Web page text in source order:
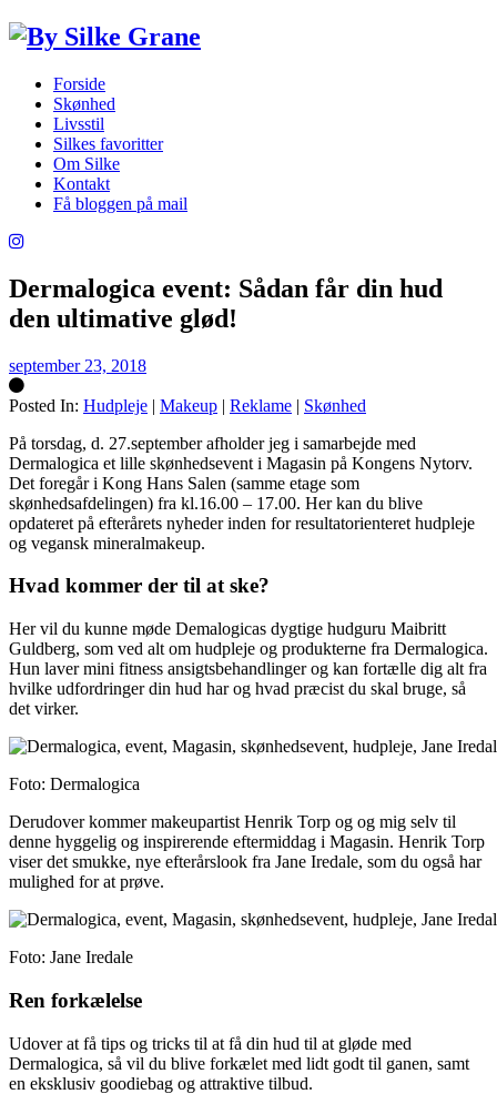
Forside
Skønhed
Livsstil
Silkes favoritter
Om Silke
Kontakt
Få bloggen på mail
Dermalogica event: Sådan får din hud
den ultimative glød!
september 23, 2018
Posted In: Hudpleje | Makeup | Reklame | Skønhed
På torsdag, d. 27.september afholder jeg i samarbejde med
Dermalogica et lille skønhedsevent i Magasin på Kongens Nytorv.
Det foregår i Kong Hans Salen (samme etage som
skønhedsafdelingen) fra kl.16.00 – 17.00. Her kan du blive
opdateret på efterårets nyheder inden for resultatorienteret hudpleje
og vegansk mineralmakeup.
Hvad kommer der til at ske?
Her vil du kunne møde Demalogicas dygtige hudguru Maibritt
Guldberg, som ved alt om hudpleje og produkterne fra Dermalogica.
Hun laver mini fitness ansigtsbehandlinger og kan fortælle dig alt fra
hvilke udfordringer din hud har og hvad præcist du skal bruge, så
det virker.
Foto: Dermalogica
Derudover kommer makeupartist Henrik Torp og og mig selv til
denne hyggelig og inspirerende eftermiddag i Magasin. Henrik Torp
viser det smukke, nye efterårslook fra Jane Iredale, som du også har
mulighed for at prøve.
Foto: Jane Iredale
Ren forkælelse
Udover at få tips og tricks til at få din hud til at gløde med
Dermalogica, så vil du blive forkælet med lidt godt til ganen, samt
en eksklusiv goodiebag og attraktive tilbud.